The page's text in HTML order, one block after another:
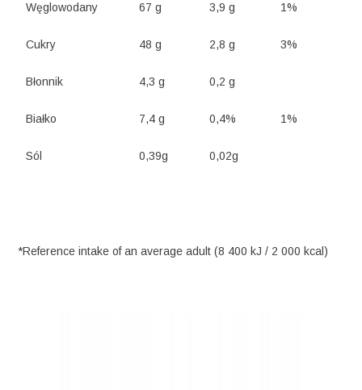
Węglowodany 67 g 3,9 g 1%
Cukry 48 g 2,8 g 3%
Błonnik 4,3 g 0,2 g
Białko 7,4 g 0,4% 1%
Sól 0,39g 0,02g
*Reference intake of an average adult (8 400 kJ / 2 000 kcal)